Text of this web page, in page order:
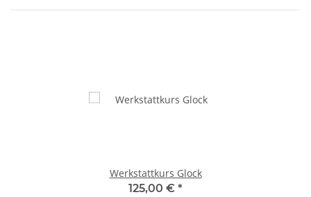
Werkstattkurs Glock
125,00 € *